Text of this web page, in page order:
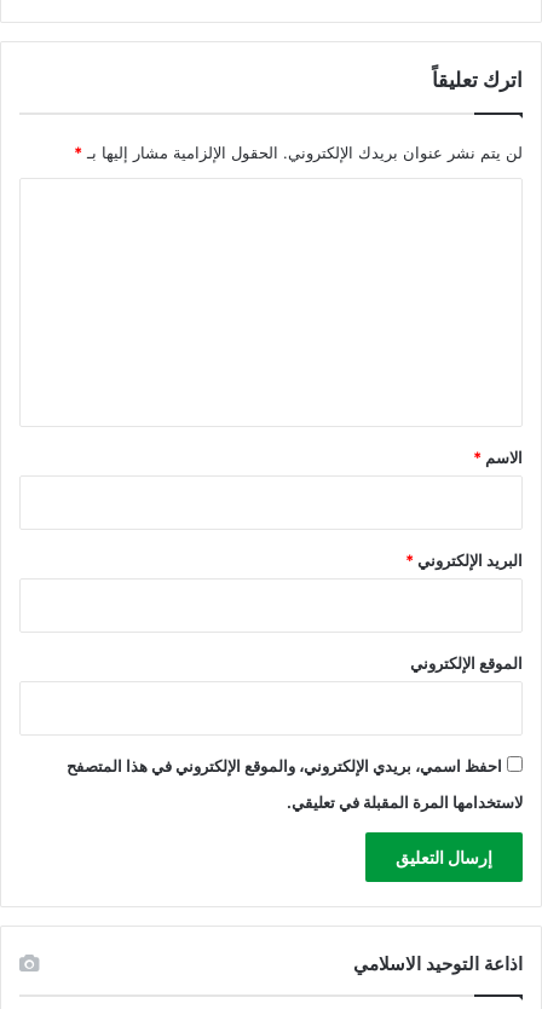
اترك تعليقاً
لن يتم نشر عنوان بريدك الإلكتروني. الحقول الإلزامية مشار إليها بـ*
*
الاسم *
البريد الإلكتروني*
الموقع الإلكتروني
احفظ اسمي، بريدي الإلكتروني، والموقع الإلكتروني في هذا المتصفح
لاستخدامها المرة المقبلة في تعليقي.
اذاعة التوحيد الاسلامي